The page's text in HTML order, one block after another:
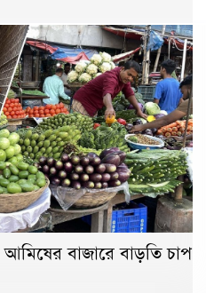
আমিষের বাজারে বাড়তি চাপ